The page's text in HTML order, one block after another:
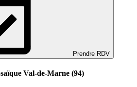
Prendre RDV
Val-de-Marne (94)